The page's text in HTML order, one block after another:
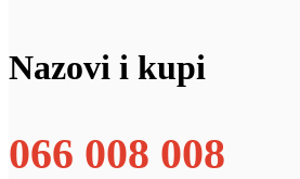
Nazovi i kupi
066 008 008